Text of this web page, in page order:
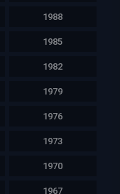
1988
1985
1982
1979
1976
1973
1970
1967